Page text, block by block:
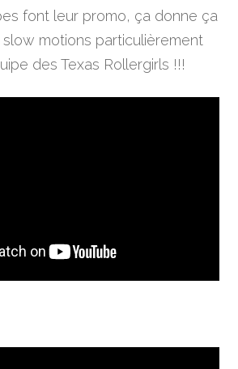
font leur promo, ça donne ça
motions particulièrement
des Texas Rollergirls !!!